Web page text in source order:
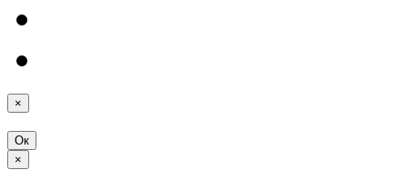
×
Ок
×